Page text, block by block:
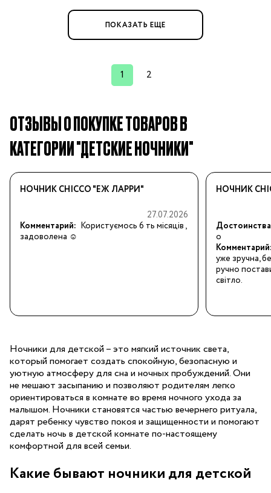
ПОКАЗАТЬ ЕЩЕ
1 2
ОТЗЫВЫ О ПОКУПКЕ ТОВАРОВ В
КАТЕГОРИИ "ДЕТСКИЕ НОЧНИКИ"
НОЧНИК CHICCO "ЕЖ ЛАРРИ"
27.07.2026
Комментарий: Користуємось 6 ть місяців ,
задоволена ☺️
НОЧНИК
о
уже зручна,
ручно
світло.
Ночники для детской – это мягкий источник света,
который помогает создать спокойную, безопасную и
уютную атмосферу для сна и ночных пробуждений. Они
не мешают засыпанию и позволяют родителям легко
ориентироваться в комнате во время ночного ухода за
малышом. Ночники становятся частью вечернего ритуала,
дарят ребенку чувство покоя и защищенности и помогают
сделать ночь в детской комнате по-настоящему
комфортной для всей семьи.
Какие бывают ночники для детской